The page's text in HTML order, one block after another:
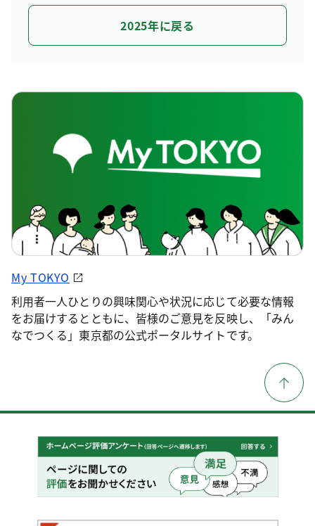
2025年に戻る
My TOKYO
利用者一人ひとりの興味関心や状況に応じて必要な情報
をお届けするとともに、皆様のご意見を反映し、「みん
なでつくる」東京都の公式ポータルサイトです。